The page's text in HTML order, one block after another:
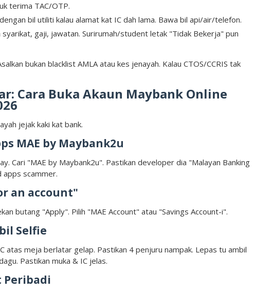
terima TAC/OTP.
bil utiliti kalau alamat kat IC dah lama. Bawa bil api/air/telefon.
syarikat, gaji, jawatan. Surirumah/student letak "Tidak Bekerja" pun
bukan blacklist AMLA atau kes jenayah. Kalau CTOS/CCRIS tak
Cara Buka Akaun Maybank Online
jejak kaki kat bank.
MAE by Maybank2u
Cari "MAE by Maybank2u". Pastikan developer dia "Malayan Banking
apps scammer.
an account"
butang "Apply". Pilih "MAE Account" atau "Savings Account-i".
Selfie
atas meja berlatar gelap. Pastikan 4 penjuru nampak. Lepas tu ambil
Pastikan muka & IC jelas.
Peribadi